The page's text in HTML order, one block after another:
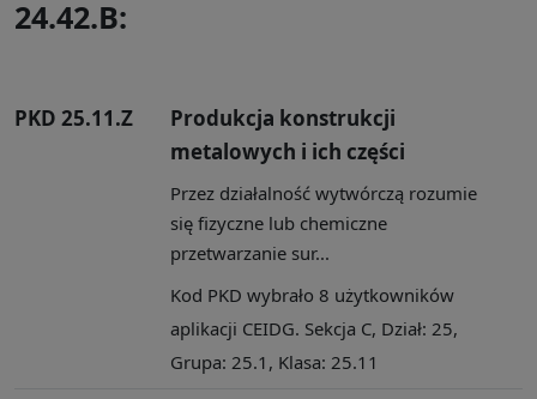
24.42.B:
PKD 25.11.Z
Produkcja konstrukcji
metalowych i ich części
Przez działalność wytwórczą rozumie
się fizyczne lub chemiczne
przetwarzanie sur...
Kod PKD wybrało 8 użytkowników
aplikacji CEIDG. Sekcja C, Dział: 25,
Grupa: 25.1, Klasa: 25.11